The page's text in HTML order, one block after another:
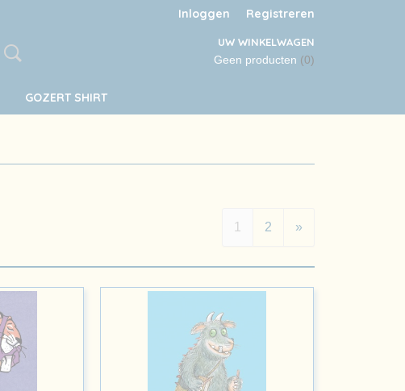
Inloggen Registreren
UW WINKELWAGEN
Geen producten (0)
GOZERT SHIRT
1 2 »